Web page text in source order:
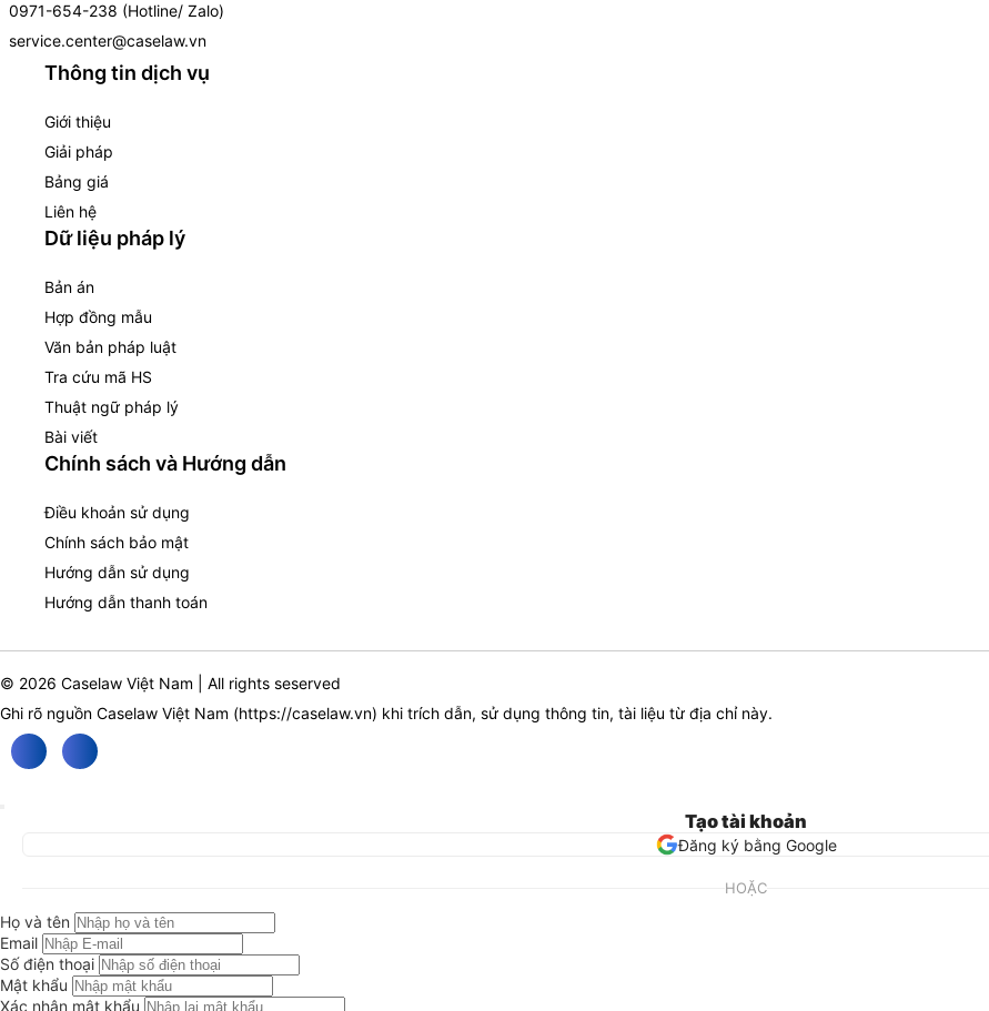
0971-654-238 (Hotline/ Zalo)
service.center@caselaw.vn
Thông tin dịch vụ
Giới thiệu
Giải pháp
Bảng giá
Liên hệ
Dữ liệu pháp lý
Bản án
Hợp đồng mẫu
Văn bản pháp luật
Tra cứu mã HS
Thuật ngữ pháp lý
Bài viết
Chính sách và Hướng dẫn
Điều khoản sử dụng
Chính sách bảo mật
Hướng dẫn sử dụng
Hướng dẫn thanh toán
© 2026 Caselaw Việt Nam | All rights seserved
Ghi rõ nguồn Caselaw Việt Nam (https://caselaw.vn) khi trích dẫn, sử dụng thông tin, tài liệu từ địa chỉ này.
Tạo tài khoản
Đăng ký bằng Google
HOẶC
Họ và tên
Email
Số điện thoại
Mật khẩu
Xác nhận mật khẩu